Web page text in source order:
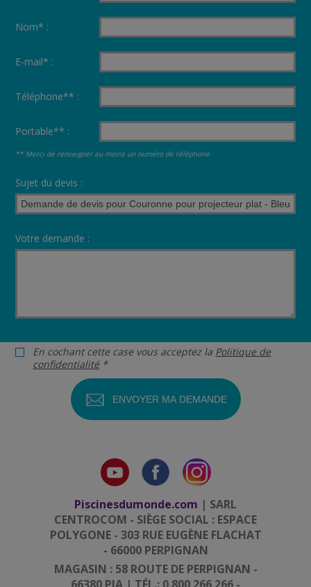
Nom* :
E-mail* :
Téléphone** :
Portable** :
** Merci de renseigner au moins un numéro de téléphone
Sujet du devis :
Votre demande :
En cochant cette case vous acceptez la Politique de
confidentialité*
Piscinesdumonde.com | SARL
CENTROCOM - SIÈGE SOCIAL : ESPACE
POLYGONE - 303 RUE EUGÈNE FLACHAT
- 66000 PERPIGNAN
MAGASIN : 58 ROUTE DE PERPIGNAN -